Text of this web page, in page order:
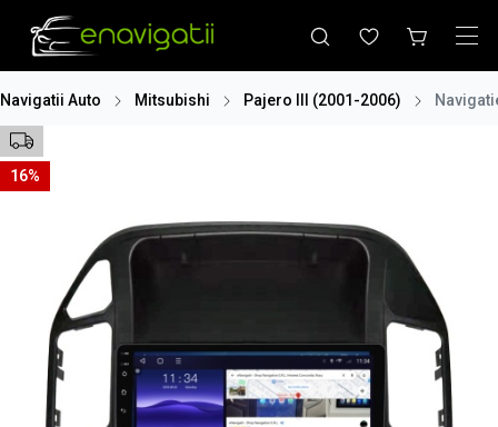
Navigatii Auto Mitsubishi Pajero III (2001-2006)
16%